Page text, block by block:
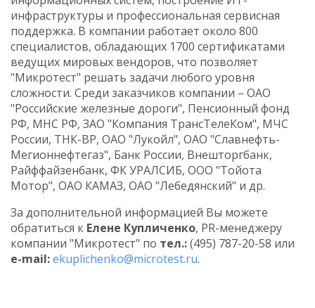
инфраструктуры и профессиональная сервисная
поддержка. В компании работает около 800
специалистов, обладающих 1700 сертификатами
ведущих мировых вендоров, что позволяет
"Микротест" решать задачи любого уровня
сложности. Среди заказчиков компании – ОАО
"Российские железные дороги", Пенсионный фонд
РФ, МНС РФ, ЗАО "Компания ТрансТелеКом", МЧС
России, ТНК-ВР, ОАО "Лукойл", ОАО "Славнефть-
Мегионнефтегаз", Банк России, Внешторгбанк,
Райффайзенбанк, ФК УРАЛСИБ, ООО "Тойота
Мотор", ОАО КАМАЗ, ОАО "Лебедянский" и др.
За дополнительной информацией Вы можете
обратиться к Елене Купличенко, PR-менеджеру
компании "Микротест" по тел.:(495) 787-20-58 или
e-mail:ekuplichenko@microtest.ru.